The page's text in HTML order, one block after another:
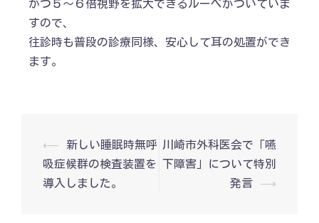
かつ５～６倍視野を拡大できるルーペがついていま
すので、
往診時も普段の診療同様、安心して耳の処置ができ
ます。
投
ナ
ビ
⟵
新しい睡眠時無呼
吸症候群の検査装置を
導入しました。
川崎市外科医会で「嚥
下障害」について特別
発言
⟶